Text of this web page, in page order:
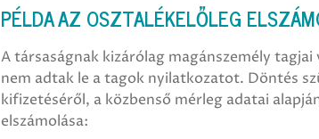
PÉLDA AZ OSZTALÉKELŐLEG
A társaságnak kizárólag magánszemély
nem adtak le a tagok nyilatkozatot. Döntés
kifizetéséről, a közbenső mérleg adatai
elszámolása: